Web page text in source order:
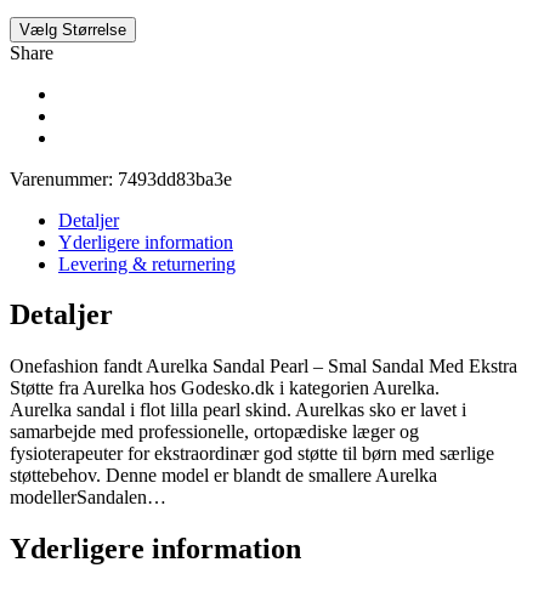
Vælg Størrelse
Share
Varenummer: 7493dd83ba3e
Detaljer
Yderligere information
Levering & returnering
Detaljer
Onefashion fandt Aurelka Sandal Pearl – Smal Sandal Med Ekstra
Støtte fra Aurelka hos Godesko.dk i kategorien Aurelka.
Aurelka sandal i flot lilla pearl skind. Aurelkas sko er lavet i
samarbejde med professionelle, ortopædiske læger og
fysioterapeuter for ekstraordinær god støtte til børn med særlige
støttebehov. Denne model er blandt de smallere Aurelka
modellerSandalen…
Yderligere information